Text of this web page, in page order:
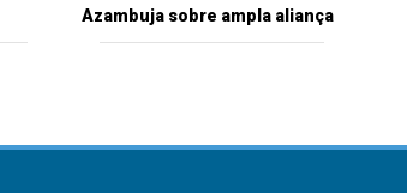
Azambuja sobre ampla aliança